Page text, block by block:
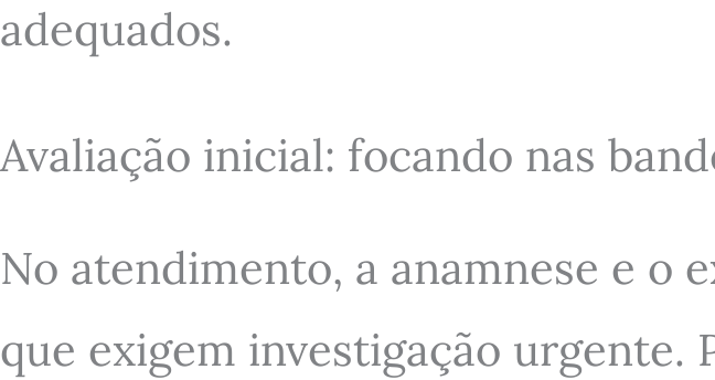
adequados.
Avaliação inicial: focando nas
No atendimento, a anamnese e o
que exigem investigação